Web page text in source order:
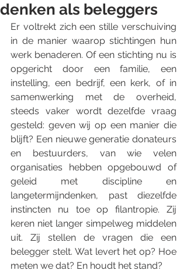
denken als beleggers
Er voltrekt zich een stille verschuiving
in de manier waarop stichtingen hun
werk benaderen. Of een stichting nu is
opgericht door een familie, een
instelling, een bedrijf, een kerk, of in
samenwerking met de overheid,
steeds vaker wordt dezelfde vraag
gesteld: geven wij op een manier die
blijft? Een nieuwe generatie donateurs
en bestuurders, van wie velen
organisaties hebben opgebouwd of
geleid met discipline en
langetermijndenken, past diezelfde
instincten nu toe op filantropie. Zij
keren niet langer simpelweg middelen
uit. Zij stellen de vragen die een
belegger stelt. Wat levert het op? Hoe
meten we dat? En houdt het stand?